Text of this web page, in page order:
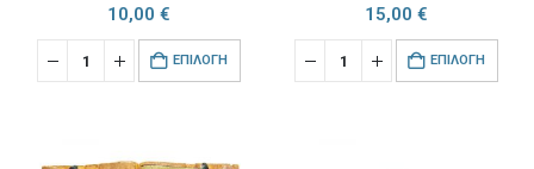
10,00 €
EΠΙΛΟΓΉ
15,00 €
EΠΙΛΟΓΉ